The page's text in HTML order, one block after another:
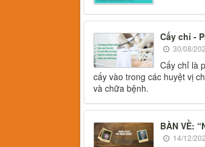
Cấy chỉ -
30/08/
Cấy chỉ là
cấy vào trong các huyệt vị
và chữa bệnh.
BÀN VỀ:
14/12/